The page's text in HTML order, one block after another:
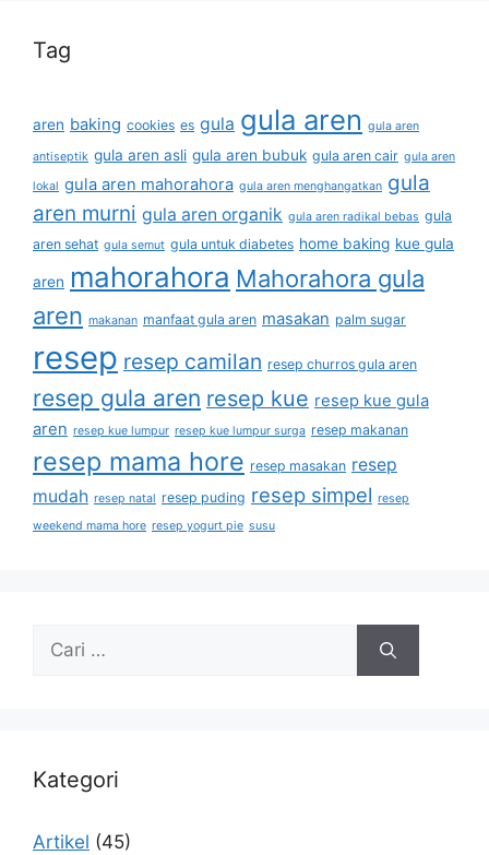
Tag
aren baking cookies es gula gula aren gula aren
antiseptik gula aren asli gula aren bubuk gula aren cair gula aren
lokal gula aren mahorahora gula aren menghangatkan gula
aren murni gula aren organik gula aren radikal bebas gula
aren sehat gula semut gula untuk diabetes home baking kue gula
aren mahorahora Mahorahora gula
aren makanan manfaat gula aren masakan palm sugar
resep resep camilan resep churros gula aren
resep gula aren resep kue resep kue gula
aren resep kue lumpur resep kue lumpur surga resep makanan
resep mama hore resep masakan resep
mudah resep natal resep puding resep simpel resep
weekend mama hore resep yogurt pie susu
Kategori
Artikel (45)